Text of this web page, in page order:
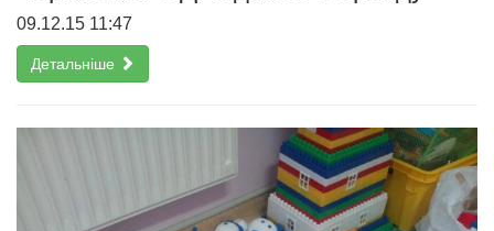
09.12.15 11:47
Детальніше